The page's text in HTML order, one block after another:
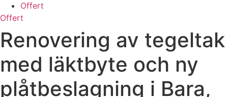
Offert
Offert
Renovering av tegeltak
med läktbyte och ny
plåtbeslagning i Bara,